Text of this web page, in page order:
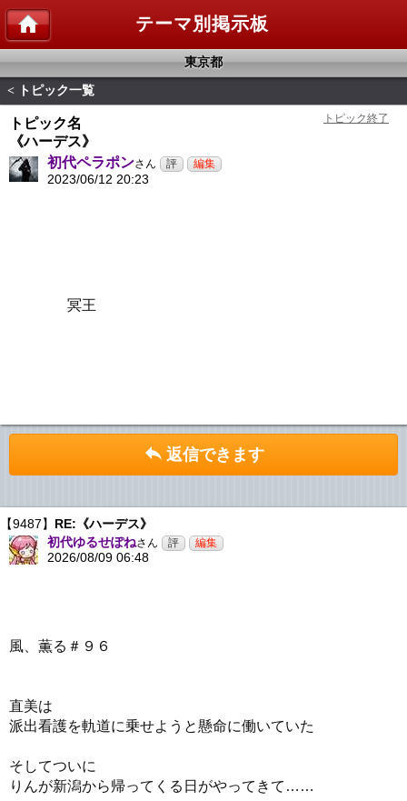
テーマ別掲示板
東京都
< トピック一覧
トピック名
《ハーデス》
初代ペラポンさん
2023/06/12 20:23
冥王
返信できます
【9487】 RE:《ハーデス》
初代ゆるせぽねさん
2026/08/09 06:48
風、薫る＃９６
直美は
派出看護を軌道に乗せようと懸命に働いていた
そしてついに
りんが新潟から帰ってくる日がやってきて……